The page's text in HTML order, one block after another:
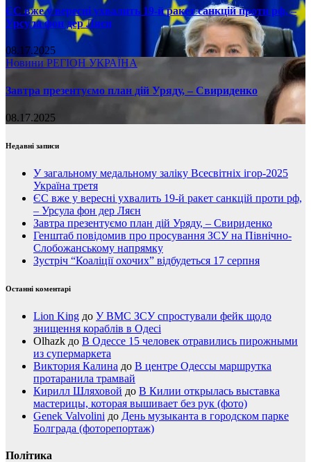
ЄС вже у вересні ухвалить 19-й ракет санкцій проти рф, –
Урсула фон дер Ляєн
08.17.2025
Новини РЕГІОН УКРАЇНА
Завтра презентуємо план дій Уряду, – Свириденко
08.17.2025
Недавні записи
У загальному медальному заліку Всесвітніх ігор-2025
Україна третя
ЄС вже у вересні ухвалить 19-й ракет санкцій проти рф,
– Урсула фон дер Ляєн
Завтра презентуємо план дій Уряду, – Свириденко
Генштаб повідомив про просування ЗСУ на Північно-
Слобожанському напрямку
Зустріч “Коаліції охочих” відбудеться 17 серпня
Останні коментарі
Lion King до У ВМС ЗСУ спростували фейк щодо
знищення кораблів в Одесі
Olhazk до В Одессе 15 человек отравились пирожными
из супермаркета
Виктория Калина до В центре Одессы маршрутка
протаранила трамвай
Кирилл Шляховой до В Килии открылась выставка
мастерицы, которая вышивает без рук (фото)
Genek Valvolini до День музыканта в городском парке
Болграда (фоторепортаж)
Політика